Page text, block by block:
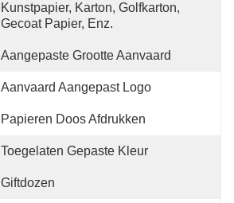
Kunstpapier, Karton, Golfkarton,
Gecoat Papier, Enz.
Aangepaste Grootte Aanvaard
Aanvaard Aangepast Logo
Papieren Doos Afdrukken
Toegelaten Gepaste Kleur
Giftdozen